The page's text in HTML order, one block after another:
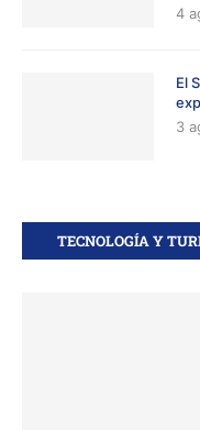
4
El
3
TECNOLOGÍA Y